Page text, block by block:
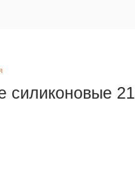
силиконовые